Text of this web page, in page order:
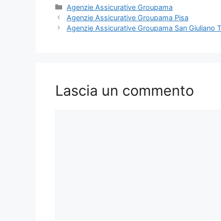
Categorie
Agenzie Assicurative Groupama
Agenzie Assicurative Groupama Pisa
Agenzie Assicurative Groupama San Giuliano
Lascia un commento